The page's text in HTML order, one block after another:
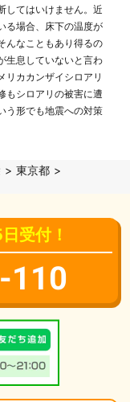
してはいけません。近
る場合、床下の温度が
んなこともあり得るの
生息していないと言わ
リカカンザイシロアリ
もシロアリの被害に遭
う形でも地震への対策
東京都
受付！
110